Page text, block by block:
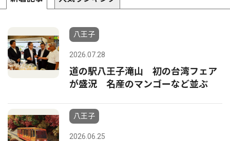
八王子
2026.07.28
道の駅八王子滝山 初の台湾フェア
が盛況 名産のマンゴーなど並ぶ
八王子
2026.06.25